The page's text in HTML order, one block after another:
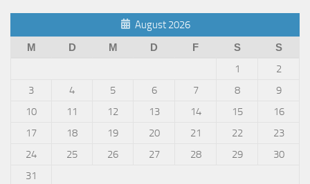
August 2026
M D M D F S S
1
2
3
4 5 6 7 8
9
10
11 12 13 14 15
16
17
18 19 20 21 22
23
24
25 26 27 28 29
30
31